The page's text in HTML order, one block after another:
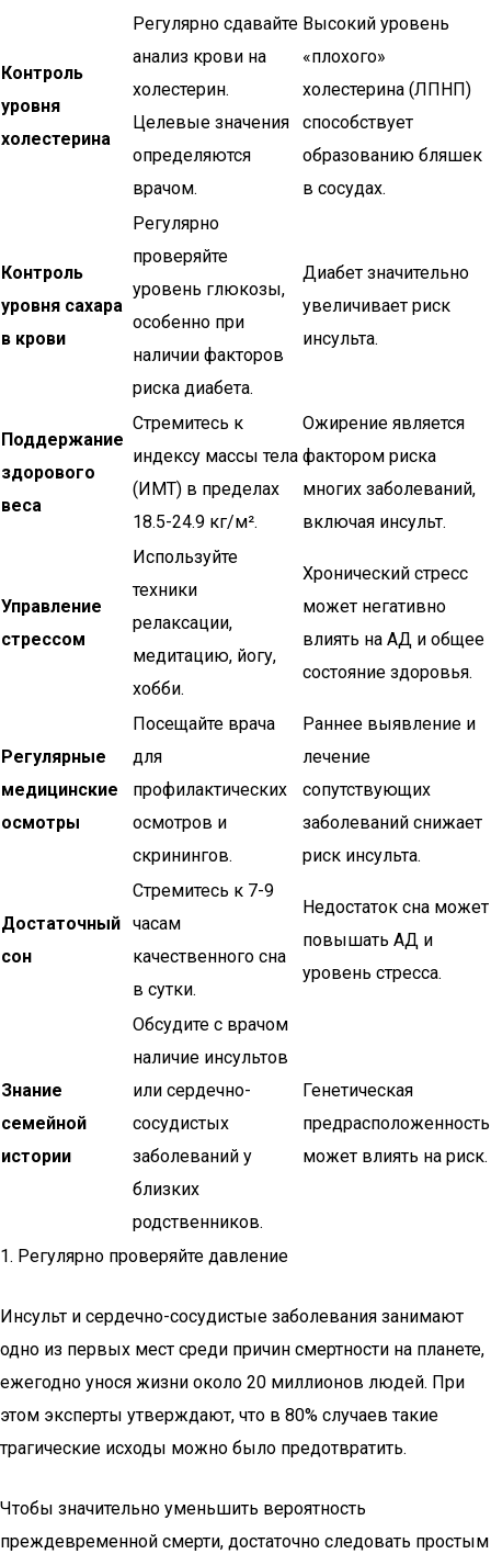
Контроль
уровня
холестерина
Регулярно сдавайте
анализ крови на
холестерин.
Целевые значения
определяются
врачом.
Высокий уровень
«плохого»
холестерина (ЛПНП)
способствует
образованию бляшек
в сосудах.
Контроль
уровня сахара
в крови
Регулярно
проверяйте
уровень глюкозы,
особенно при
наличии факторов
риска диабета.
Диабет значительно
увеличивает риск
инсульта.
Поддержание
здорового
веса
Стремитесь к
индексу массы тела
(ИМТ) в пределах
18.5-24.9 кг/м².
Ожирение является
фактором риска
многих заболеваний,
включая инсульт.
Управление
стрессом
Используйте
техники
релаксации,
медитацию, йогу,
хобби.
Хронический стресс
может негативно
влиять на АД и общее
состояние здоровья.
Регулярные
медицинские
осмотры
Посещайте врача
для
профилактических
осмотров и
скринингов.
Раннее выявление и
лечение
сопутствующих
заболеваний снижает
риск инсульта.
Достаточный
сон
Стремитесь к 7-9
часам
качественного сна
в сутки.
Недостаток сна может
повышать АД и
уровень стресса.
Знание
семейной
истории
Обсудите с врачом
наличие инсультов
или сердечно-
сосудистых
заболеваний у
близких
родственников.
Генетическая
предрасположенность
может влиять на риск.
1. Регулярно проверяйте давление
Инсульт и сердечно-сосудистые заболевания занимают
одно из первых мест среди причин смертности на планете,
ежегодно унося жизни около 20 миллионов людей. При
этом эксперты утверждают, что в 80% случаев такие
трагические исходы можно было предотвратить.
Чтобы значительно уменьшить вероятность
преждевременной смерти, достаточно следовать простым